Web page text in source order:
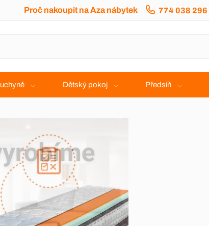
Proč nakoupit na Aza nábytek 774 038 296
Dětský pokoj Předsíň